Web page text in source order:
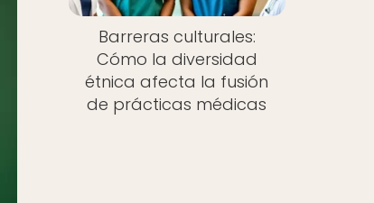
Barreras culturales:
Cómo la diversidad
étnica afecta la fusión
de prácticas médicas